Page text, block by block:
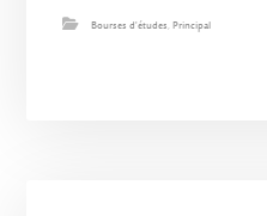
Bourses d'études,Principal